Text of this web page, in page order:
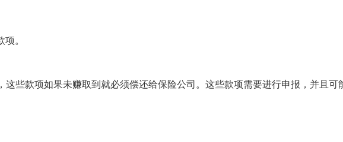
。
些款项如果未赚取到就必须偿还给保险公司。这些款项需要进行申报，并且可